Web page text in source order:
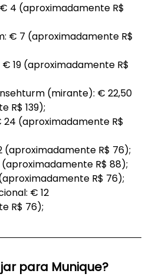
4 (aproximadamente R$
€ 7 (aproximadamente R$
19 (aproximadamente R$
(mirante): € 22,50
R$ 139);
24 (aproximadamente R$
(aproximadamente R$ 76);
(aproximadamente R$ 88);
R$ 76);
€ 12
R$ 76);
para Munique?